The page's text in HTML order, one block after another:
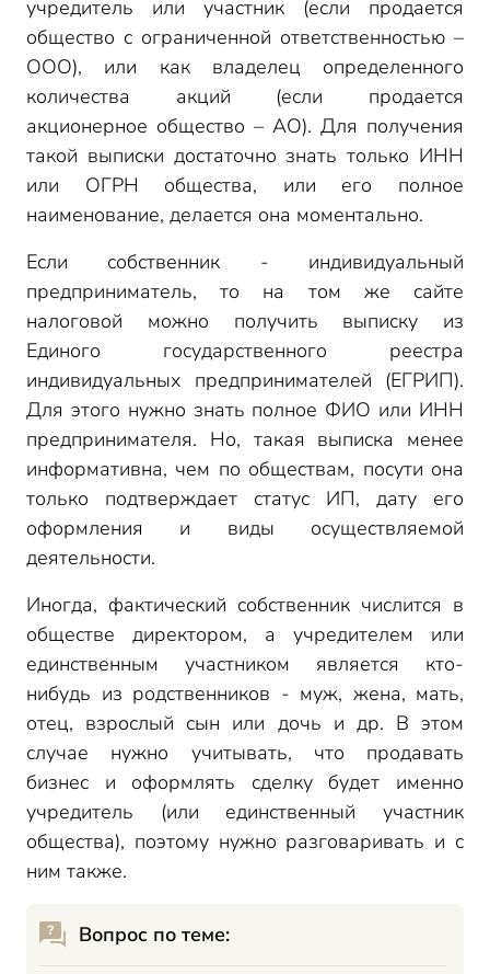
учредитель или участник (если продается
общество с ограниченной ответственностью –
ООО), или как владелец определенного
количества акций (если продается
акционерное общество – АО). Для получения
такой выписки достаточно знать только ИНН
или ОГРН общества, или его полное
наименование, делается она моментально.
Если собственник - индивидуальный
предприниматель, то на том же сайте
налоговой можно получить выписку из
Единого государственного реестра
индивидуальных предпринимателей (ЕГРИП).
Для этого нужно знать полное ФИО или ИНН
предпринимателя. Но, такая выписка менее
информативна, чем по обществам, посути она
только подтверждает статус ИП, дату его
оформления и виды осуществляемой
деятельности.
Иногда, фактический собственник числится в
обществе директором, а учредителем или
единственным участником является кто-
нибудь из родственников - муж, жена, мать,
отец, взрослый сын или дочь и др. В этом
случае нужно учитывать, что продавать
бизнес и оформлять сделку будет именно
учредитель (или единственный участник
общества), поэтому нужно разговаривать и с
ним также.
Вопрос по теме: